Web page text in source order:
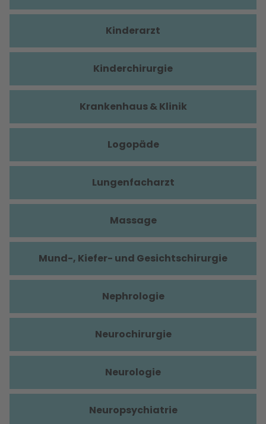
Kinderarzt
Kinderchirurgie
Krankenhaus & Klinik
Logopäde
Lungenfacharzt
Massage
Mund-, Kiefer- und Gesichtschirurgie
Nephrologie
Neurochirurgie
Neurologie
Neuropsychiatrie